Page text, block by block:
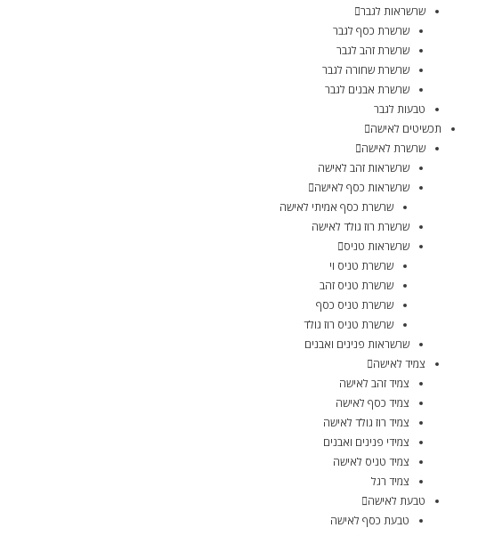
שרשראות לגבר
שרשרת כסף לגבר
שרשרת זהב לגבר
שרשרת שחורה לגבר
שרשרת אבנים לגבר
טבעות לגבר
תכשיטים לאישה
שרשרת לאישה
שרשראות זהב לאישה
שרשראות כסף לאישה
שרשרת כסף אמיתי לאישה
שרשרת רוז גולד לאישה
שרשראות טניס
שרשרת טניס וי
שרשרת טניס זהב
שרשרת טניס כסף
שרשרת טניס רוז גולד
שרשראות פנינים ואבנים
צמיד לאישה
צמיד זהב לאישה
צמיד כסף לאישה
צמיד רוז גולד לאישה
צמידי פנינים ואבנים
צמיד טניס לאישה
צמיד רגל
טבעת לאישה
טבעת כסף לאישה